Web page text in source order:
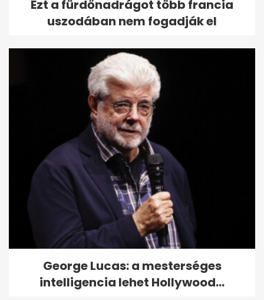
Ezt a fürdőnadrágot több francia
uszodában nem fogadják el
George Lucas: a mesterséges
intelligencia lehet Hollywood...